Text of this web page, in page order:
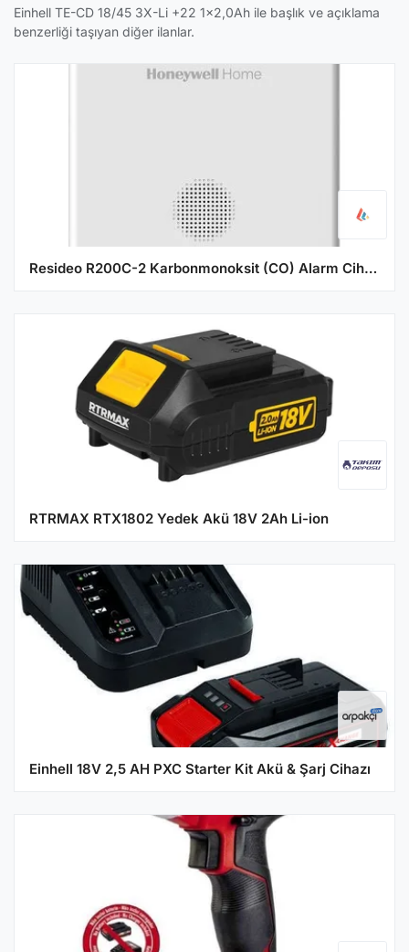
Einhell TE-CD 18/45 3X-Li +22 1x2,0Ah ile başlık ve açıklama
benzerliği taşıyan diğer ilanlar.
Resideo R200C-2 Karbonmonoksit (CO) Alarm Cihazı
RTRMAX RTX1802 Yedek Akü 18V 2Ah Li-ion
Einhell 18V 2,5 AH PXC Starter Kit Akü & Şarj Cihazı